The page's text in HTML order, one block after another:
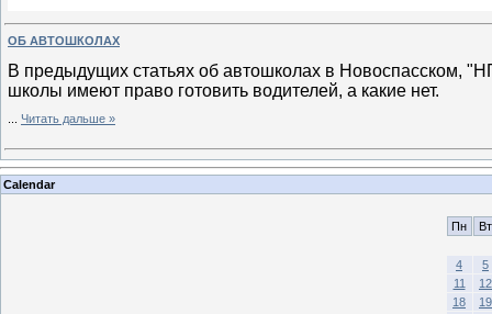
ОБ АВТОШКОЛАХ
В предыдущих статьях об автошколах в Новоспасском,
школы имеют право готовить водителей, а какие нет.
Читать дальше »
Calendar
Пн Вт
4
5
11
12
18
19